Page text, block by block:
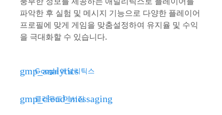
파악한 후 실험 및 메시지 기능으로 다양한 플레이어
프로필에 맞게 게임을 맞춤설정하여 유지율 및 수익
을 극대화할 수 있습니다.
gmp_analytics
Google 애널리틱스
gmp_cloud_messaging
클라우드 메시징